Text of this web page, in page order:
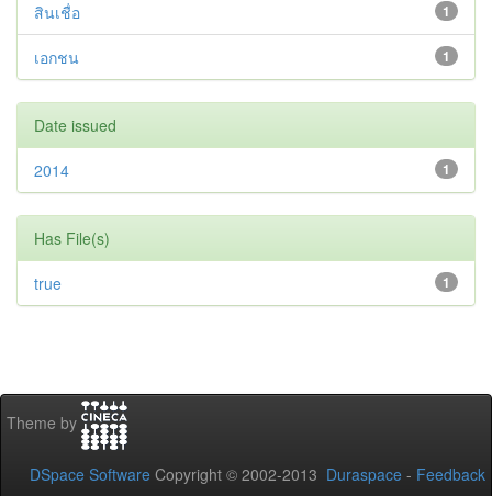
1
สินเชื่อ
1
เอกชน
Date issued
1
2014
Has File(s)
1
true
Theme by
DSpace Software Copyright © 2002-2013 Duraspace - Feedback